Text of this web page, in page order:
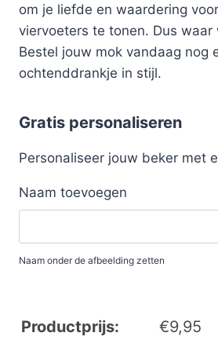
om je liefde en waardering
viervoeters te tonen. Dus waar
Bestel jouw mok vandaag nog
ochtenddrankje in stijl.
Gratis personaliseren
Personaliseer jouw beker met
Naam toevoegen
Naam onder de afbeelding zetten
Productprijs: €9,95